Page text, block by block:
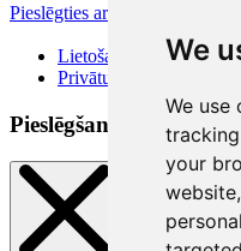
We
We use
your
Pieslēgties ar Apple
Lietošanas noteikumi
Privātuma politika
Pieslēgšanās veidi